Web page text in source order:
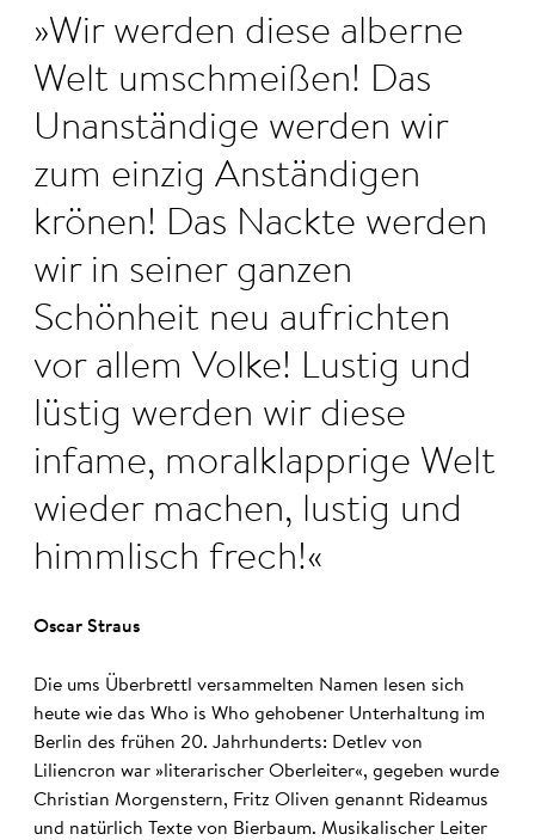
Wir werden diese alberne
Welt umschmeißen! Das
Unanständige werden wir
zum einzig Anständigen
krönen! Das Nackte werden
wir in seiner ganzen
Schönheit neu aufrichten
vor allem Volke! Lustig und
lüstig werden wir diese
infame, moralklapprige Welt
wieder machen, lustig und
himmlisch frech!
Oscar Straus
Die ums Überbrettl versammelten Namen lesen sich
heute wie das Who is Who gehobener Unterhaltung im
Berlin des frühen 20. Jahrhunderts: Detlev von
Liliencron war »literarischer Oberleiter«, gegeben wurde
Christian Morgenstern, Fritz Oliven genannt Rideamus
und natürlich Texte von Bierbaum. Musikalischer Leiter